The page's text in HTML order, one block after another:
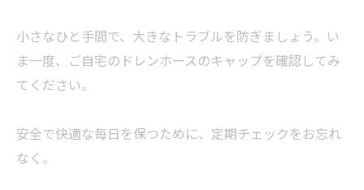
小さなひと手間で、大きなトラブルを防ぎましょう。い
ま一度、ご自宅のドレンホースのキャップを確認してみ
てください。
安全で快適な毎日を保つために、定期チェックをお忘れ
なく。